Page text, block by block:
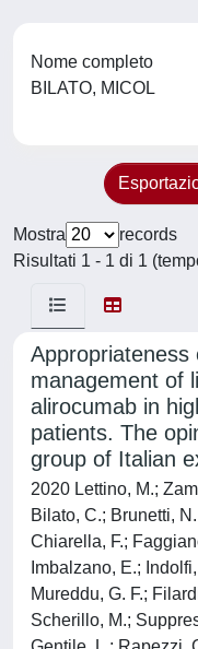
Nome completo
BILATO, MICOL
Mostra
records
Risultati 1 - 1 di 1
management of
alirocumab in
patients. The
group of Italian
2020 Lettino, M.;
Bilato, C.; Brunetti,
Chiarella, F.;
Imbalzano, E.;
Mureddu, G. F.;
Scherillo, M.;